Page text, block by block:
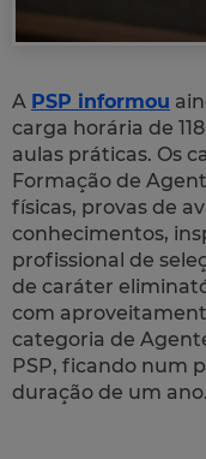
A PSP informou
carga horária de
aulas práticas. Os
Formação de
físicas, provas de
conhecimentos,
profissional de
de caráter
com
categoria de
PSP, ficando num
duração de um ano.